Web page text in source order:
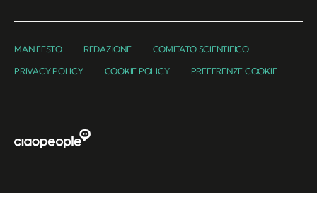
MANIFESTO REDAZIONE COMITATO SCIENTIFICO
PRIVACY POLICY COOKIE POLICY PREFERENZE COOKIE